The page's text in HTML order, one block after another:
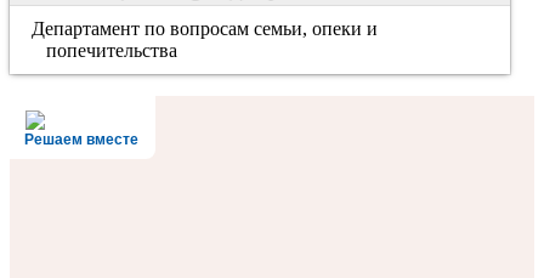
Департамент по вопросам семьи, опеки и
попечительства
Решаем вместе